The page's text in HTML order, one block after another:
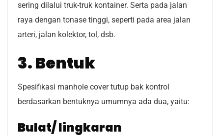
sering dilalui truk-truk kontainer. Serta pada jalan
raya dengan tonase tinggi, seperti pada area jalan
arteri, jalan kolektor, tol, dsb.
3. Bentuk
Spesifikasi manhole cover tutup bak kontrol
berdasarkan bentuknya umumnya ada dua, yaitu:
Bulat/ lingkaran